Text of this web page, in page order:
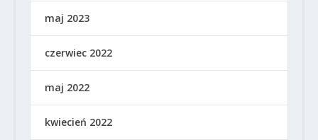
maj 2023
czerwiec 2022
maj 2022
kwiecień 2022